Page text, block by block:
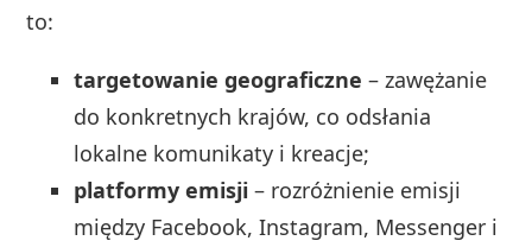
to:
targetowanie geograficzne – zawężanie
do konkretnych krajów, co odsłania
lokalne komunikaty i kreacje;
platformy emisji – rozróżnienie emisji
między Facebook, Instagram, Messenger i